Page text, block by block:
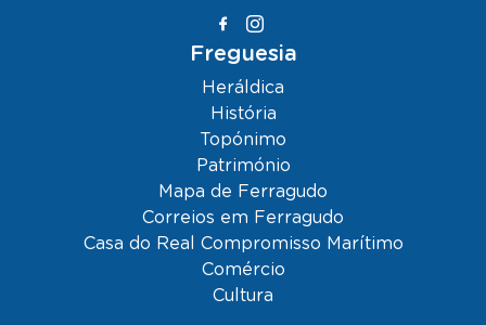
Freguesia
Heráldica
História
Topónimo
Património
Mapa de Ferragudo
Correios em Ferragudo
Casa do Real Compromisso Marítimo
Comércio
Cultura